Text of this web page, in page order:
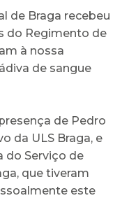
de Braga recebeu
do Regimento de
à nossa
de sangue
de Pedro
da ULS Braga, e
do Serviço de
que tiveram
este